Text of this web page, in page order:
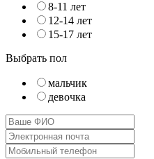
8-11 лет
12-14 лет
15-17 лет
Выбрать пол
мальчик
девочка